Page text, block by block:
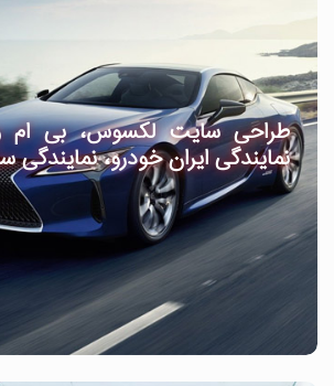
طراحی سایت لکسوس، بی ام
نمایندگی ایران خودرو، نمایندگی